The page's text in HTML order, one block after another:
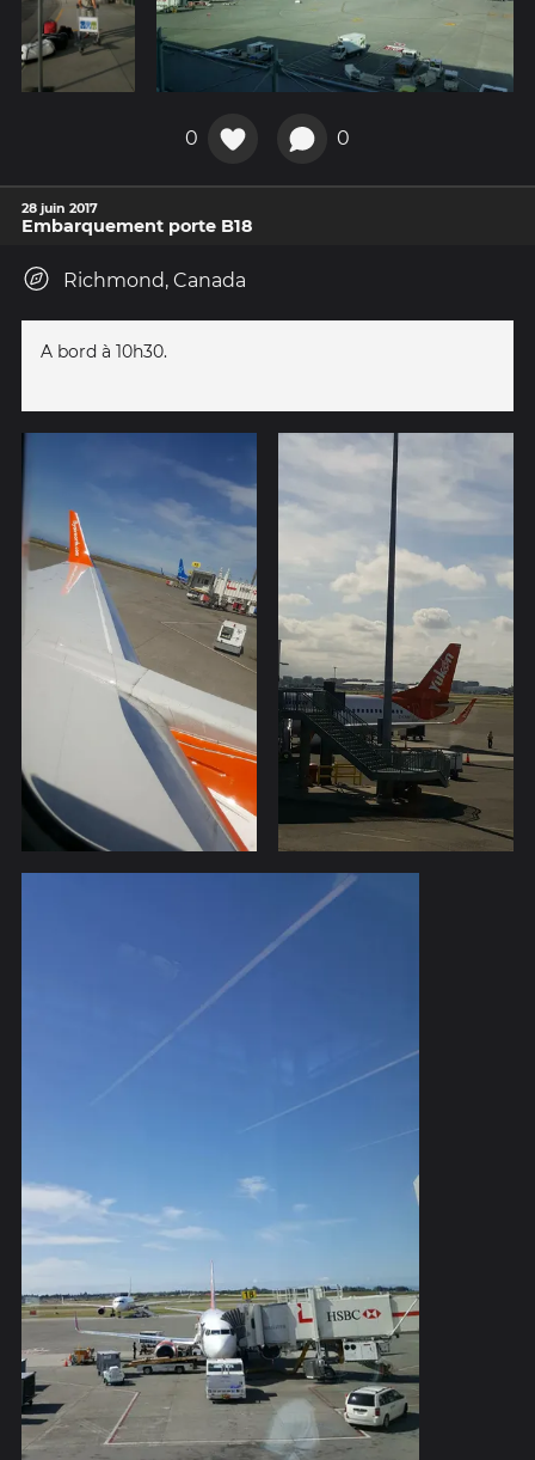
0 0
28 juin 2017
Embarquement porte B18
Richmond, Canada
A bord à 10h30.